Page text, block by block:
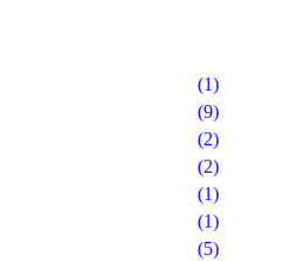
(1)
(9)
(2)
(2)
(1)
(1)
(5)